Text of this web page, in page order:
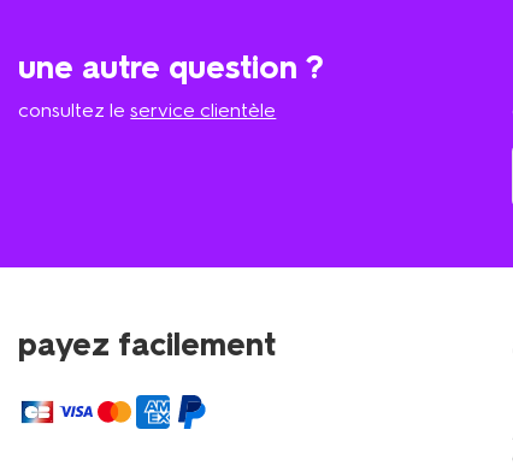
une autre question ?
consultez leservice clientèle
payez facilement